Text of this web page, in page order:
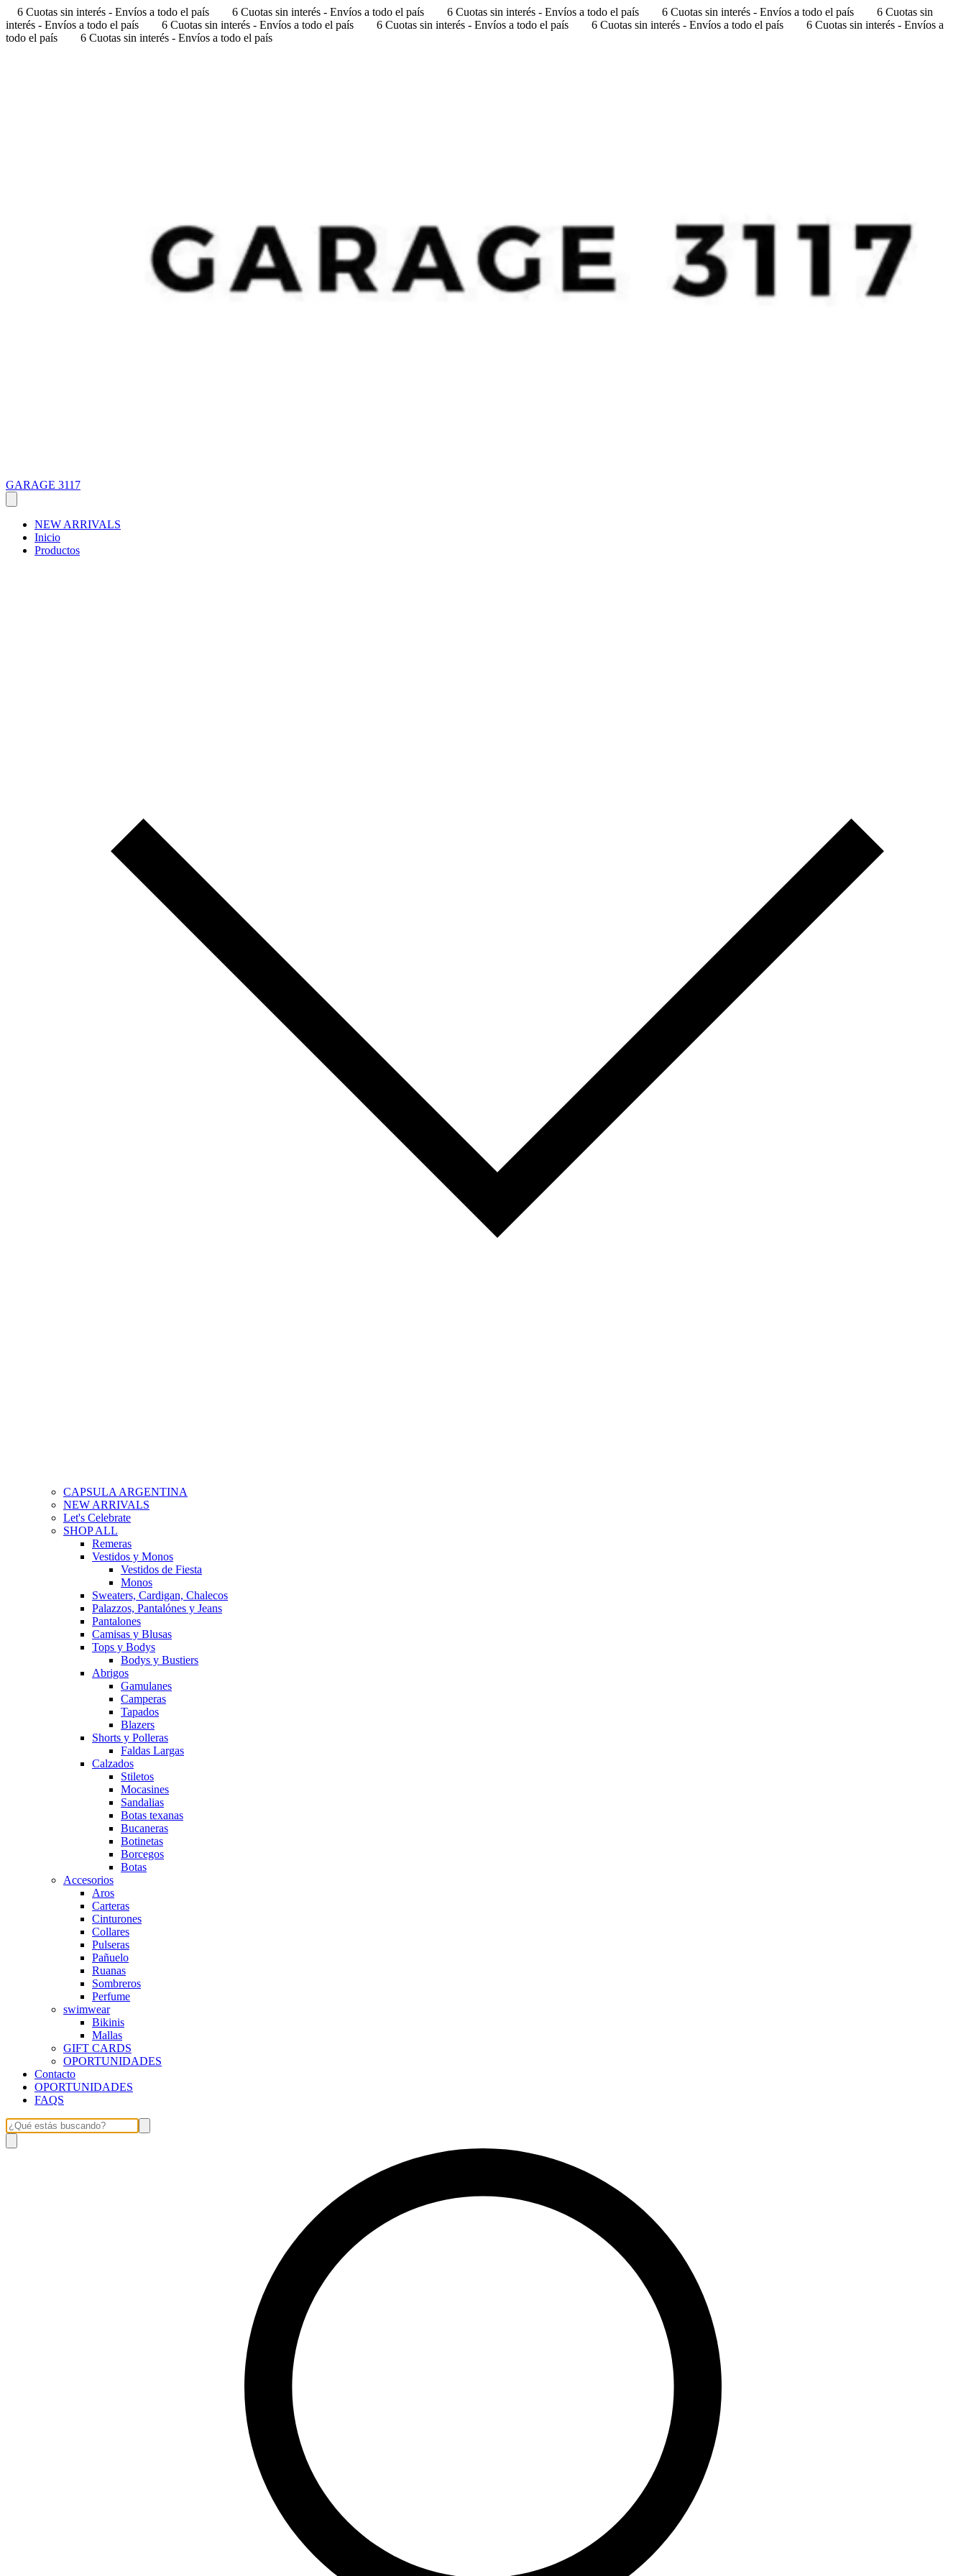
6 Cuotas sin interés - Envíos a todo el país 6 Cuotas sin interés - Envíos a todo el país 6 Cuotas sin interés - Envíos a todo el país 6 Cuotas sin interés - Envíos a todo el país
6 Cuotas sin
interés - Envíos a todo el país
6 Cuotas sin interés - Envíos a todo el país 6 Cuotas sin interés - Envíos a todo el país 6 Cuotas sin interés - Envíos a todo el país
6 Cuotas sin interés - Envíos a
todo el país
6 Cuotas sin interés - Envíos a todo el país
GARAGE 3117
NEW ARRIVALS
Inicio
Productos
CAPSULA ARGENTINA
NEW ARRIVALS
Let's Celebrate
SHOP ALL
Remeras
Vestidos y Monos
Vestidos de Fiesta
Monos
Sweaters, Cardigan, Chalecos
Palazzos, Pantalónes y Jeans
Pantalones
Camisas y Blusas
Tops y Bodys
Bodys y Bustiers
Abrigos
Gamulanes
Camperas
Tapados
Blazers
Shorts y Polleras
Faldas Largas
Calzados
Stiletos
Mocasines
Sandalias
Botas texanas
Bucaneras
Botinetas
Borcegos
Botas
Accesorios
Aros
Carteras
Cinturones
Collares
Pulseras
Pañuelo
Ruanas
Sombreros
Perfume
swimwear
Bikinis
Mallas
GIFT CARDS
OPORTUNIDADES
Contacto
OPORTUNIDADES
FAQS